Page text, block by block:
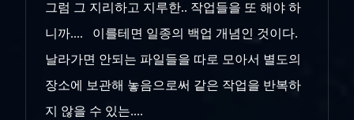
그럼 그 지리하고 지루한.. 작업들을 또 해야 하
니까.... 이를테면 일종의 백업 개념인 것이다.
날라가면 안되는 파일들을 따로 모아서 별도의
장소에 보관해 놓음으로써 같은 작업을 반복하
지 않을 수 있는....